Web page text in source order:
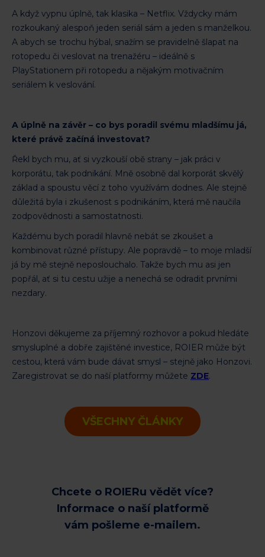
A když vypnu úplně, tak klasika – Netflix. Vždycky mám
rozkoukaný alespoň jeden seriál sám a jeden s manželkou.
A abych se trochu hýbal, snažím se pravidelně šlapat na
rotopedu či veslovat na trenažéru – ideálně s
PlayStationem při rotopedu a nějakým motivačním
seriálem k veslování.
A úplně na závěr – co bys poradil svému mladšímu já,
které právě začíná investovat?
Řekl bych mu, ať si vyzkouší obě strany – jak práci v
korporátu, tak podnikání. Mně osobně dal korporát skvělý
základ a spoustu věcí z toho využívám dodnes. Ale stejně
důležitá byla i zkušenost s podnikáním, která mě naučila
zodpovědnosti a samostatnosti.
Každému bych poradil hlavně nebát se zkoušet a
kombinovat různé přístupy. Ale popravdě – to moje mladší
já by mě stejně neposlouchalo. Takže bych mu asi jen
popřál, ať si tu cestu užije a nenechá se odradit prvními
nezdary.
Honzovi děkujeme za příjemný rozhovor a pokud hledáte
smysluplné a dobře zajištěné investice, ROIER může být
cestou, která vám bude dávat smysl – stejně jako Honzovi.
Zaregistrovat se do naší platformy můžete ZDE.
VŠECHNY ČLÁNKY
Chcete o ROIERu vědět více?
Informace o naší platformě
vám pošleme e-mailem.